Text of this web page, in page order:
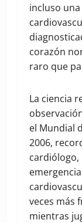
incluso
corazón
raro que
La ciencia
el Mundial
2006,
cardiólogo,
veces más
mientras